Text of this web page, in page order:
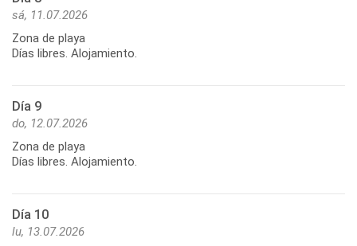
sá, 11.07.2026
Zona de playa
Días libres. Alojamiento.
Día 9
do, 12.07.2026
Zona de playa
Días libres. Alojamiento.
Día 10
lu, 13.07.2026